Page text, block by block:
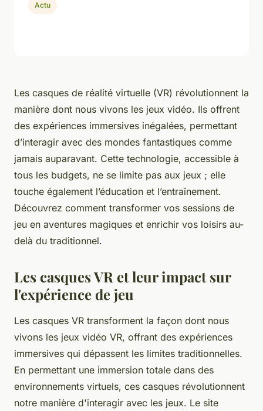
Les casques de réalité virtuelle (VR) révolutionnent la
manière dont nous vivons les jeux vidéo. Ils offrent
des expériences immersives inégalées, permettant
d’interagir avec des mondes fantastiques comme
jamais auparavant. Cette technologie, accessible à
tous les budgets, ne se limite pas aux jeux ; elle
touche également l’éducation et l’entraînement.
Découvrez comment transformer vos sessions de
jeu en aventures magiques et enrichir vos loisirs au-
delà du traditionnel.
Les casques VR et leur impact sur
l'expérience de jeu
Les casques VR transforment la façon dont nous
vivons les jeux vidéo VR, offrant des expériences
immersives qui dépassent les limites traditionnelles.
En permettant une immersion totale dans des
environnements virtuels, ces casques révolutionnent
notre manière d'interagir avec les jeux. Le site
Actu